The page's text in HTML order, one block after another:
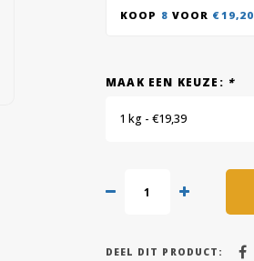
KOOP 8 VOOR €19,20
MAAK EEN KEUZE: *
1 kg - €19,39
DEEL DIT PRODUCT: